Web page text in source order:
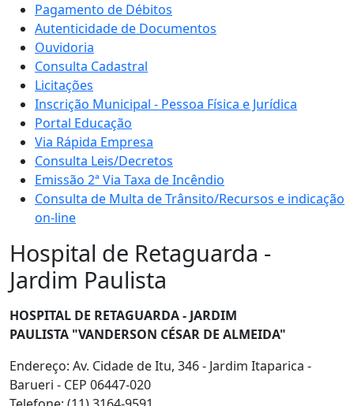
Pagamento de Débitos
Autenticidade de Documentos
Ouvidoria
Consulta Cadastral
Licitações
Inscrição Municipal - Pessoa Física e Jurídica
Portal Educação
Via Rápida Empresa
Consulta Leis/Decretos
Emissão 2ª Via Taxa de Incêndio
Consulta de Multa de Trânsito/Recursos e indicação
on-line
Hospital de Retaguarda -
Jardim Paulista
HOSPITAL DE RETAGUARDA - JARDIM
PAULISTA "VANDERSON CÉSAR DE ALMEIDA"
Endereço: Av. Cidade de Itu, 346 - Jardim Itaparica -
Barueri - CEP 06447-020